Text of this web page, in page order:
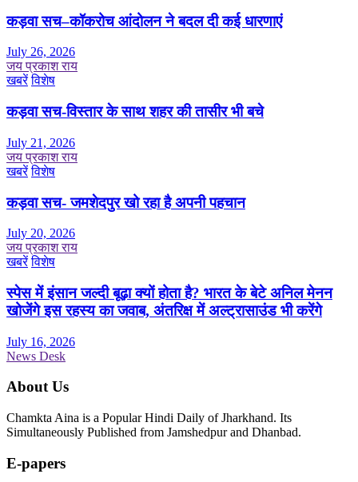
कड़वा सच–कॉकरोच आंदोलन ने बदल दी कई धारणाएं
July 26, 2026
जय प्रकाश राय
खबरें विशेष
कड़वा सच-विस्तार के साथ शहर की तासीर भी बचे
July 21, 2026
जय प्रकाश राय
खबरें विशेष
कड़वा सच- जमशेदपुर खो रहा है अपनी पहचान
July 20, 2026
जय प्रकाश राय
खबरें विशेष
स्पेस में इंसान जल्दी बूढ़ा क्यों होता है? भारत के बेटे अनिल मेनन
खोजेंगे इस रहस्य का जवाब, अंतरिक्ष में अल्ट्रासाउंड भी करेंगे
July 16, 2026
News Desk
About Us
Chamkta Aina is a Popular Hindi Daily of Jharkhand. Its
Simultaneously Published from Jamshedpur and Dhanbad.
E-papers